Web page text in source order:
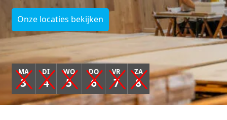
Onze locaties bekijken
MA
3
DI
4
WO
5
DO
6
VR
7
ZA
8